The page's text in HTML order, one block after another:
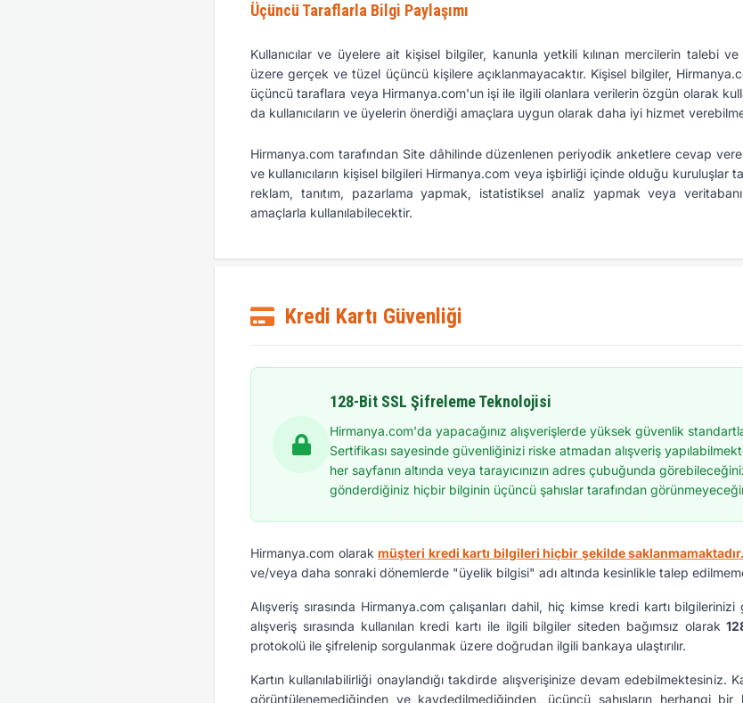
Üçüncü Taraflarla Bilgi Paylaşımı
Kullanıcılar ve üyelere ait kişisel bilgiler, kanunla yetkili kılınan mercilerin talebi
üzere gerçek ve tüzel üçüncü kişilere açıklanmayacaktır. Kişisel bilgiler,
üçüncü taraflara veya Hirmanya.com'un işi ile ilgili olanlara verilerin özgün olarak
da kullanıcıların ve üyelerin önerdiği amaçlara uygun olarak daha iyi hizmet
Hirmanya.com tarafından Site dâhilinde düzenlenen periyodik anketlere cevap
ve kullanıcıların kişisel bilgileri Hirmanya.com veya işbirliği içinde olduğu kuruluşlar
reklam, tanıtım, pazarlama yapmak, istatistiksel analiz yapmak veya
amaçlarla kullanılabilecektir.
Kredi Kartı Güvenliği
128-Bit SSL Şifreleme Teknolojisi
Hirmanya.com'da yapacağınız alışverişlerde yüksek güvenlik
Sertifikası sayesinde güvenliğinizi riske atmadan alışveriş
her sayfanın altında veya tarayıcınızın adres çubuğunda
gönderdiğiniz hiçbir bilginin üçüncü şahıslar tarafından
Hirmanya.com olarakmüşteri kredi kartı bilgileri hiçbir şekilde saklanmamaktadır.
ve/veya daha sonraki dönemlerde "üyelik bilgisi" adı altında kesinlikle talep
Alışveriş sırasında Hirmanya.com çalışanları dahil, hiç kimse kredi kartı
alışveriş sırasında kullanılan kredi kartı ile ilgili bilgiler siteden bağımsız olarak
protokolü ile şifrelenip sorgulanmak üzere doğrudan ilgili bankaya ulaştırılır.
Kartın kullanılabilirliği onaylandığı takdirde alışverişinize devam edebilmektesiniz.
görüntülenemediğinden ve kaydedilmediğinden, üçüncü şahısların herhangi